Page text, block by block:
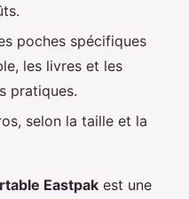
poches spécifiques
les livres et les
pratiques.
selon la taille et la
Eastpak est une